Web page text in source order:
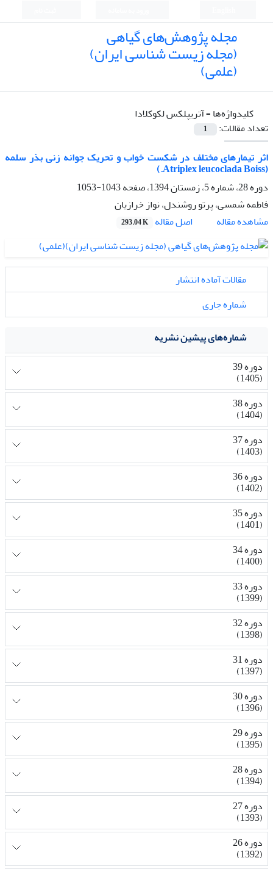
مجله پژوهش‌های گیاهی
(مجله زیست شناسی ایران)
(علمی)
کلیدواژه‌ها =آتریپلکس لکوکلادا
تعداد مقالات:
1
اثر تیمارهای مختلف در شکست خواب و تحریک جوانه زنی بذر سلمه
(Atriplex leucoclada Boiss.)
دوره 28، شماره 5، زمستان 1394، صفحه
1043-1053
فاطمه شمسی، پرتو روشندل، نواز خرازیان
مشاهده مقاله
اصل مقاله 293.04 K
مقالات آماده انتشار
شماره جاری
شماره‌های پیشین نشریه
دوره 39
(1405)
دوره 38
(1404)
دوره 37
(1403)
دوره 36
(1402)
دوره 35
(1401)
دوره 34
(1400)
دوره 33
(1399)
دوره 32
(1398)
دوره 31
(1397)
دوره 30
(1396)
دوره 29
(1395)
دوره 28
(1394)
دوره 27
(1393)
دوره 26
(1392)